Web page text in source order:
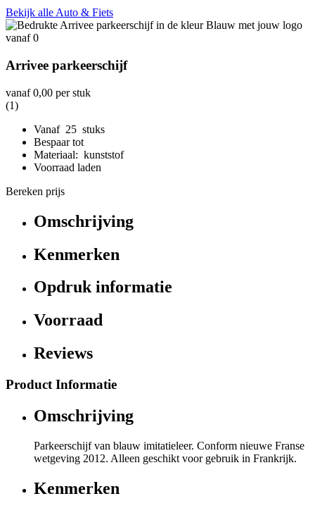
Bekijk alle Auto & Fiets
Arrivee parkeerschijf
vanaf0,00 per stuk
(1)
Vanaf 25 stuks
Bespaar tot
Materiaal: kunststof
Voorraad laden
Bereken prijs
Omschrijving
Kenmerken
Opdruk informatie
Voorraad
Reviews
Product Informatie
Omschrijving
Parkeerschijf van blauw imitatieleer. Conform nieuwe Franse
wetgeving 2012. Alleen geschikt voor gebruik in Frankrijk.
Kenmerken